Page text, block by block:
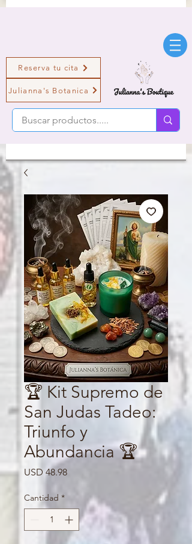
Reserva tu cita
Julianna's Botanica
🏆 Kit Supremo de
San Judas Tadeo:
Triunfo y
Abundancia 🏆
USD 48.98Precio
Cantidad *